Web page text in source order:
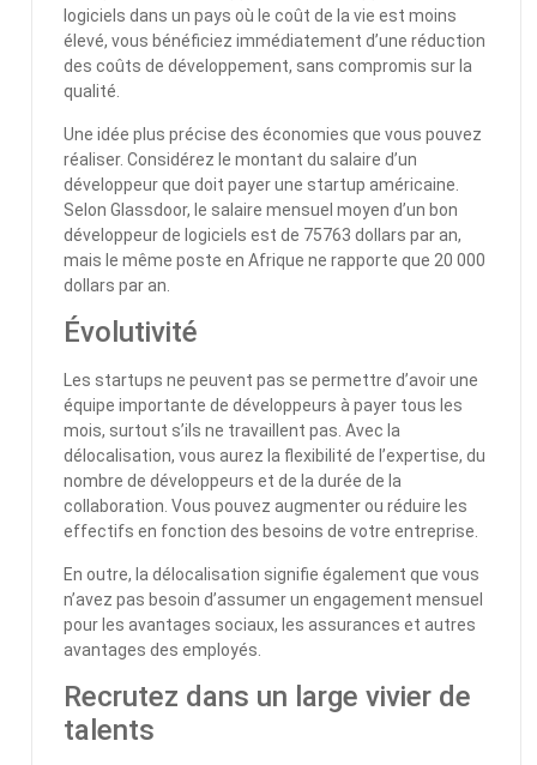
logiciels dans un pays où le coût de la vie est moins
élevé, vous bénéficiez immédiatement d’une réduction
des coûts de développement, sans compromis sur la
qualité.
Une idée plus précise des économies que vous pouvez
réaliser. Considérez le montant du salaire d’un
développeur que doit payer une startup américaine.
Selon Glassdoor, le salaire mensuel moyen d’un bon
développeur de logiciels est de 75763 dollars par an,
mais le même poste en Afrique ne rapporte que 20 000
dollars par an.
Évolutivité
Les startups ne peuvent pas se permettre d’avoir une
équipe importante de développeurs à payer tous les
mois, surtout s’ils ne travaillent pas. Avec la
délocalisation, vous aurez la flexibilité de l’expertise, du
nombre de développeurs et de la durée de la
collaboration. Vous pouvez augmenter ou réduire les
effectifs en fonction des besoins de votre entreprise.
En outre, la délocalisation signifie également que vous
n’avez pas besoin d’assumer un engagement mensuel
pour les avantages sociaux, les assurances et autres
avantages des employés.
Recrutez dans un large vivier de
talents